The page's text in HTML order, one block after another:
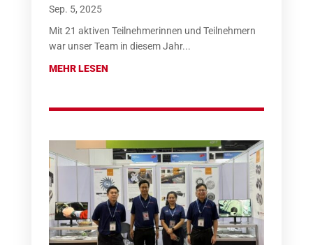
Sep. 5, 2025
Mit 21 aktiven Teilnehmerinnen und Teilnehmern
war unser Team in diesem Jahr...
MEHR LESEN